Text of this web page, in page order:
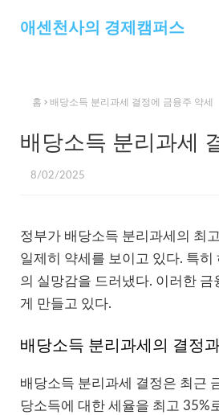
애센천사의 경제캠퍼스
홈 배당소득 분리과세 결정에 금융주 약세
배당소득 분리과세
8/02/2025
정부가 배당소득 분리과세의 최
일제히 약세를 보이고 있다. 특
의 실망감을 드러냈다. 이러한
게 만들고 있다.
배당소득 분리과세의 결정
배당소득 분리과세 결정은 최근
당소득에 대한 세율을 최고 35%